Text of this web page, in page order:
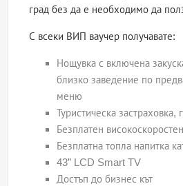
град без да е необходимо да
С всеки ВИП ваучер получавате:
Нощувка с включена
близко заведение по
меню
Туристическа застраховка,
Безплатен
Безплатна топла напитка
43” LCD Smart TV
Достъп до бизнес кът